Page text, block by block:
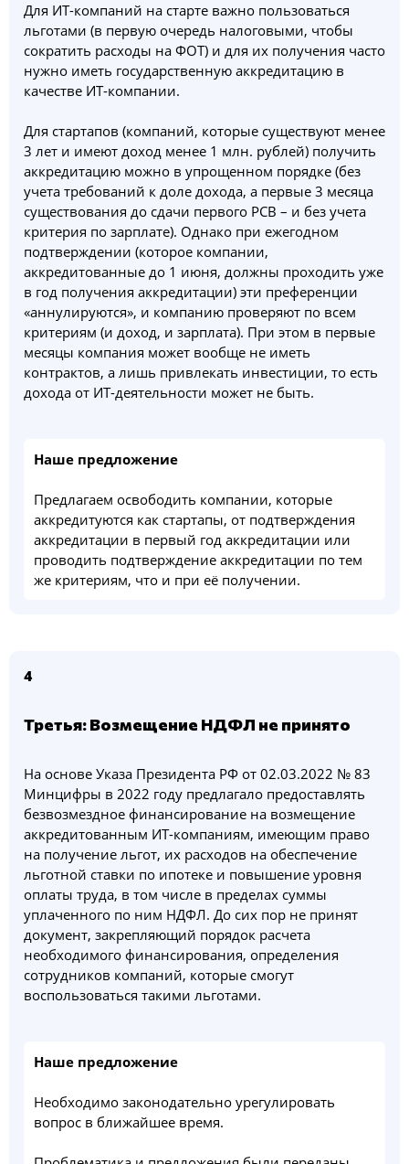
Для ИТ-компаний на старте важно пользоваться
льготами (в первую очередь налоговыми, чтобы
сократить расходы на ФОТ) и для их получения часто
нужно иметь государственную аккредитацию в
качестве ИТ-компании.
Для стартапов (компаний, которые существуют менее
3 лет и имеют доход менее 1 млн. рублей) получить
аккредитацию можно в упрощенном порядке (без
учета требований к доле дохода, а первые 3 месяца
существования до сдачи первого РСВ – и без учета
критерия по зарплате). Однако при ежегодном
подтверждении (которое компании,
аккредитованные до 1 июня, должны проходить уже
в год получения аккредитации) эти преференции
«аннулируются», и компанию проверяют по всем
критериям (и доход, и зарплата). При этом в первые
месяцы компания может вообще не иметь
контрактов, а лишь привлекать инвестиции, то есть
дохода от ИТ-деятельности может не быть.
Наше предложение
Предлагаем освободить компании, которые
аккредитуются как стартапы, от подтверждения
аккредитации в первый год аккредитации или
проводить подтверждение аккредитации по тем
же критериям, что и при её получении.
4
Третья: Возмещение НДФЛ не принято
На основе Указа Президента РФ от 02.03.2022 № 83
Минцифры в 2022 году предлагало предоставлять
безвозмездное финансирование на возмещение
аккредитованным ИТ-компаниям, имеющим право
на получение льгот, их расходов на обеспечение
льготной ставки по ипотеке и повышение уровня
оплаты труда, в том числе в пределах суммы
уплаченного по ним НДФЛ. До сих пор не принят
документ, закрепляющий порядок расчета
необходимого финансирования, определения
сотрудников компаний, которые смогут
воспользоваться такими льготами.
Наше предложение
Необходимо законодательно урегулировать
вопрос в ближайшее время.